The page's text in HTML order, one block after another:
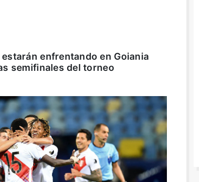
enfrentando en Goiania
semifinales del torneo